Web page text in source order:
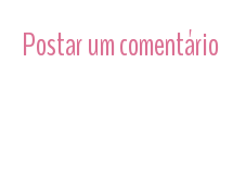
Postar um comentário